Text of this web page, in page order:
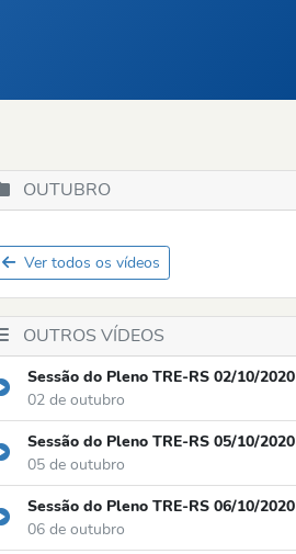
OUTUBRO
Ver todos os vídeos
OUTROS VÍDEOS
Sessão do Pleno TRE-RS 02/10/2020
02 de outubro
Sessão do Pleno TRE-RS 05/10/2020
05 de outubro
Sessão do Pleno TRE-RS 06/10/2020
06 de outubro